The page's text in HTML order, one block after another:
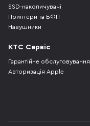
SSD-накопичувачі
Принтери та БФП
Навушники
КТС Сервіс
Гарантійне обслуговування
Авторизація Apple